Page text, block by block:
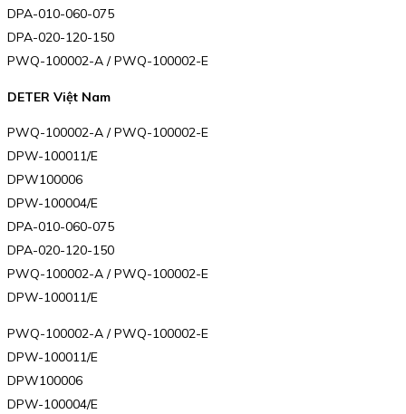
DPA-010-060-075
DPA-020-120-150
PWQ-100002-A / PWQ-100002-E
DETER Việt Nam
PWQ-100002-A / PWQ-100002-E
DPW-100011/E
DPW100006
DPW-100004/E
DPA-010-060-075
DPA-020-120-150
PWQ-100002-A / PWQ-100002-E
DPW-100011/E
PWQ-100002-A / PWQ-100002-E
DPW-100011/E
DPW100006
DPW-100004/E